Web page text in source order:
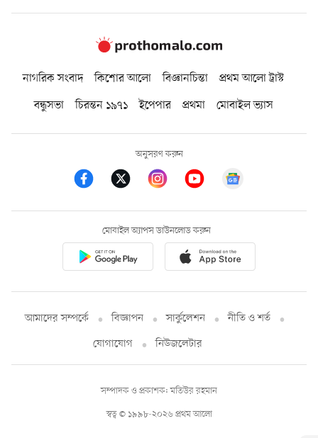
নাগরিক সংবাদ কিশোর আলো বিজ্ঞানচিন্তা
প্রথম আলো ট্রাস্ট
বন্ধুসভা
চিরন্তন ১৯৭১ ইপেপার প্রথমা মোবাইল ভ্যাস
অনুসরণ করুন
মোবাইল অ্যাপস ডাউনলোড করুন
আমাদের সম্পর্কে বিজ্ঞাপন সার্কুলেশন
নীতি ও শর্ত
যোগাযোগ
নিউজলেটার
স্বত্ব © ১৯৯৮-২০২৬ প্রথম আলো
সম্পাদক ও প্রকাশক: মতিউর রহমান